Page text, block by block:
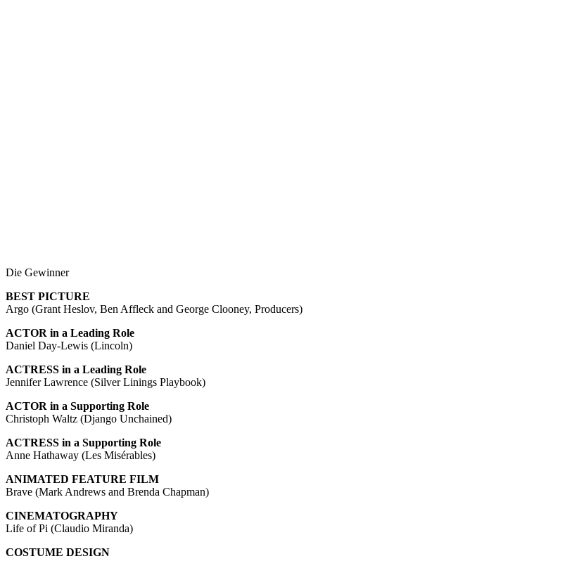
Die Gewinner
BEST PICTURE
Argo (Grant Heslov, Ben Affleck and George Clooney, Producers)
ACTOR in a Leading Role
Daniel Day-Lewis (Lincoln)
ACTRESS in a Leading Role
Jennifer Lawrence (Silver Linings Playbook)
ACTOR in a Supporting Role
Christoph Waltz (Django Unchained)
ACTRESS in a Supporting Role
Anne Hathaway (Les Misérables)
ANIMATED FEATURE FILM
Brave (Mark Andrews and Brenda Chapman)
CINEMATOGRAPHY
Life of Pi (Claudio Miranda)
COSTUME DESIGN